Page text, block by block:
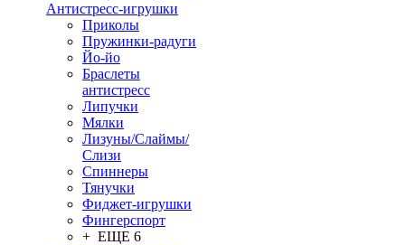
Антистресс-игрушки
Приколы
Пружинки-радуги
Йо-йо
Браслеты
антистресс
Липучки
Мялки
Лизуны/Слаймы/
Слизи
Спиннеры
Тянучки
Фиджет-игрушки
Фингерспорт
+ ЕЩЕ 6